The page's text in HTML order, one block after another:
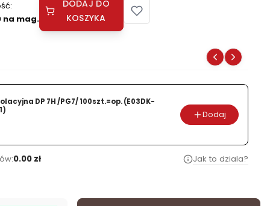
na mag.
DODAJ DO
KOSZYKA
DP 7H /PG7/ 100szt.=op. (E03DK-
Dodaj
0.00 zł Jak to dziala?